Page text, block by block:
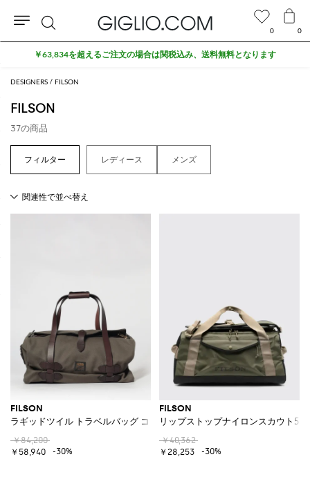
DESIGNERS FILSON
FILSON
37の商品
レディース メンズ
FILSON
ラギッドツイル トラベルバッグ コットン＆レザー ダブルハンドル付き
￥84,200
￥58,940
-30%
FILSON
リップストップナイロンスカウト
￥40,362
￥28,253
-30%
0 0
検
索
￥63,834を超えるご注文の場合は関税込み、送料無料となります